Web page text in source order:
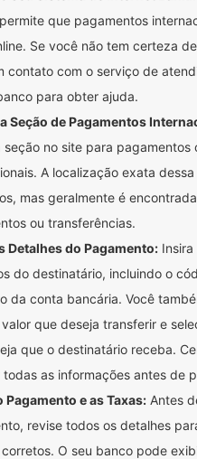
que pagamentos
Se você não tem certeza
contato com o serviço de
para obter ajuda.
Seção de Pagamentos
seção no site para pagamentos
A localização exata
mas geralmente é
ou transferências.
Detalhes do Pagamento:
do destinatário, incluindo o
da conta bancária. Você
que deseja transferir e
que o destinatário receba.
as informações antes de
Pagamento e as Taxas: Antes
revise todos os detalhes
O seu banco pode